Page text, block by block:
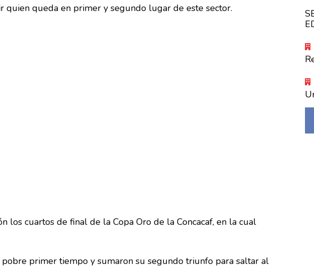
quien queda en primer y segundo lugar de este sector.
los cuartos de final de la Copa Oro de la Concacaf, en la cual
primer tiempo y sumaron su segundo triunfo para saltar al